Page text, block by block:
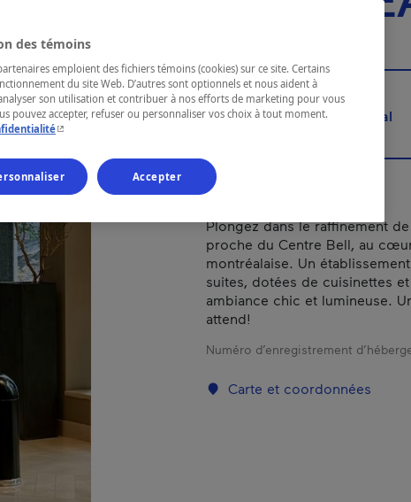
RÉGION
Montréal Montréal
Plongez dans le raffinement
proche du Centre Bell, au
montréalaise. Un
suites, dotées de cuisinettes
ambiance chic et lumineuse.
attend!
Numéro d’enregistrement
Carte et coordonnées
des témoins
emploient des fichiers témoins (cookies) sur ce site. Certains
du site Web. D’autres sont optionnels et nous aident à
son utilisation et contribuer à nos efforts de marketing pour vous
pouvez accepter, refuser ou personnaliser vos choix à tout moment.
- Cet hyperlien s'ouvrira dans une nouvelle fenêtre.
Accepter